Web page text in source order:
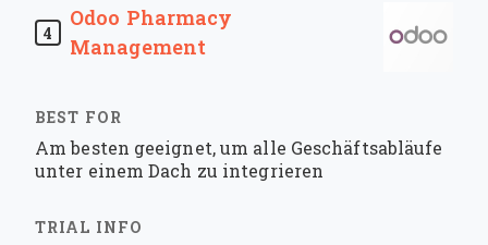
4
Odoo Pharmacy
Management
Am besten geeignet, um alle Geschäftsabläufe
unter einem Dach zu integrieren